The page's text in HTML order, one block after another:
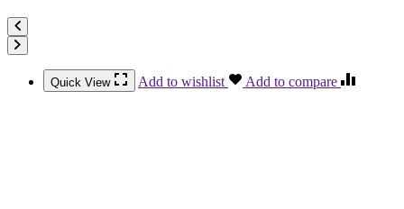
Quick View Add to wishlist Add to compare